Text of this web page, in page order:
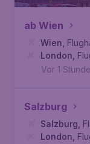
ab Wien
Wien
London
Vor 1
Salzburg
Salzburg
London